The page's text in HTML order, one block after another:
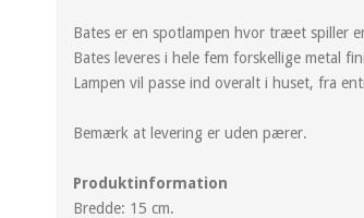
Bates er en spotlampen hvor træet spiller
Bates leveres i hele fem forskellige metal
Lampen vil passe ind overalt i huset, fra
Bemærk at levering er uden pærer.
Produktinformation
Bredde: 15 cm.